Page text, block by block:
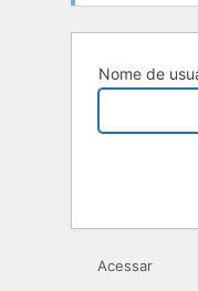
Nome de
Acessar